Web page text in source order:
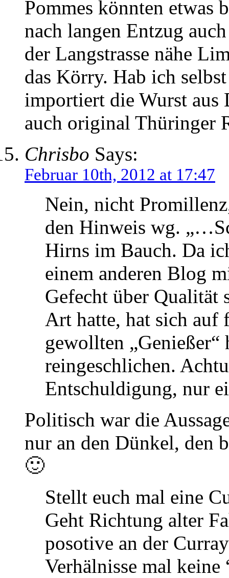
Pommes könnten etwas
nach langen Entzug
der Langstrasse nähe
das Körry. Hab ich
importiert die Wurst aus
auch original Thüringer
Chrisbo Says:
Februar 10th, 2012 at 17:47
Nein, nicht
den Hinweis wg.
Hirns im Bauch. Da
einem anderen Blog
Gefecht über Qualität
Art hatte, hat sich auf
gewollten „Genießer“
reingeschlichen.
Entschuldigung, nur
Politisch war die
nur an den Dünkel, den
🙂
Stellt euch mal eine
Geht Richtung alter
posotive an der
Verhälnisse mal keine